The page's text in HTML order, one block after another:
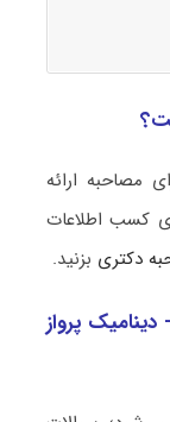
مصاحبه ارائه
کسب اطلاعات
دکتری بزنید.
پرواز